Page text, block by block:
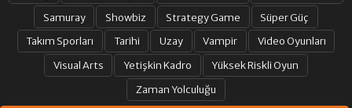
Samuray
Showbiz Strategy Game
Süper Güç
Takım Sporları
Tarihi Uzay Vampir
Video Oyunları
Visual Arts
Yetişkin Kadro
Yüksek Riskli Oyun
Zaman Yolculuğu